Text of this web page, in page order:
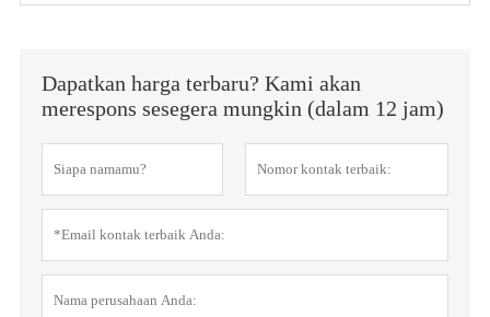
Dapatkan harga terbaru? Kami akan
merespons sesegera mungkin (dalam 12 jam)